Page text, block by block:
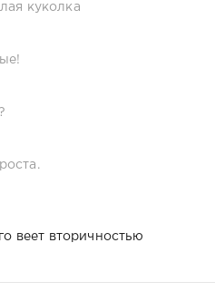
куколка
веет вторичностью